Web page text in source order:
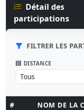
Détail des
participations
FILTRER LES
DISTANCE
# NOM DE LA